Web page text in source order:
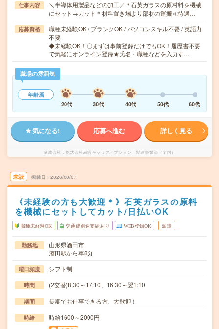
仕事内容
＼半導体用製品などの加工／＊石英ガラスの原材料を機械
にセット→カット＊材料置き場より部材の運搬≪待遇…
応募資格
職種未経験OK / ブランクOK / パソコンスキル不要 / 英語力
不要
◆未経験OK！〇まずは事前登録だけでもOK！履歴書不要
で気軽にオンライン登録★氏名・職種などを入力す…
職場の雰囲気
年齢層
20代
30代 40代 50代 60代
気になる! 応募へ進む 詳しく見る
派遣会社 株式会社綜合キャリアオプション 製造事業部（全国）
未読 掲載日 2026/08/07
《未経験の方も大歓迎＊》石英ガラスの原料
を機械にセットしてカット/日払いOK
職種未経験OK 交通費別途支給あり WEB登録OK 派遣
勤務地
山形県酒田市
酒田駅から車8分
曜日頻度 シフト制
時間 (2交替)8:30～17:10、16:30～翌1:10
期間 長期でお仕事できる方、大歓迎！
時給 時給1600～2000円